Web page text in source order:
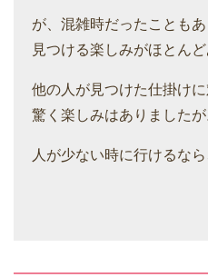
が、混雑時だったことも
見つける楽しみがほとん
他の人が見つけた仕掛け
驚く楽しみはありましたが
人が少ない時に行けるな